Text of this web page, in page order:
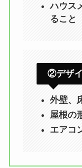
ハウス
ること
②デザ
外壁、
屋根の
エアコ